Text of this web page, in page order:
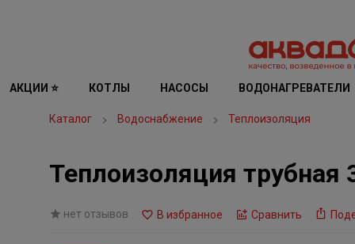
АКЦИИ ⭐ КОТЛЫ НАСОСЫ ВОДОНАГРЕВАТЕЛИ
Каталог Водоснабжение Теплоизоляция
Теплоизоляция трубная
нет отзывов В избранное Сравнить